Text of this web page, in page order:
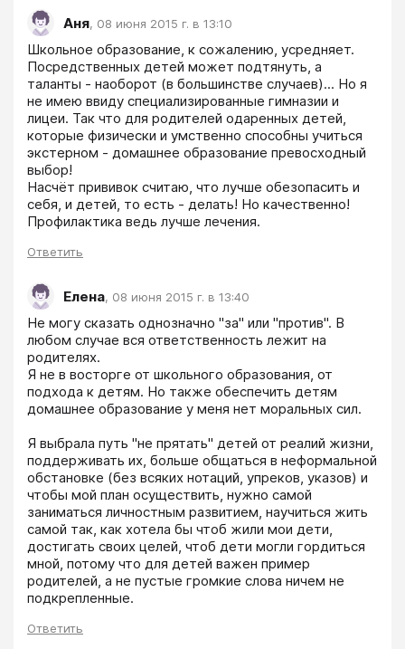
Аня, 08 июня 2015 г. в 13:10
Школьное образование, к сожалению, усредняет.
Посредственных детей может подтянуть, а
таланты - наоборот (в большинстве случаев)... Но я
не имею ввиду специализированные гимназии и
лицеи. Так что для родителей одаренных детей,
которые физически и умственно способны учиться
экстерном - домашнее образование превосходный
выбор!
Насчёт прививок считаю, что лучше обезопасить и
себя, и детей, то есть - делать! Но качественно!
Профилактика ведь лучше лечения.
Ответить
Елена, 08 июня 2015 г. в 13:40
Не могу сказать однозначно "за" или "против". В
любом случае вся ответственность лежит на
родителях.
Я не в восторге от школьного образования, от
подхода к детям. Но также обеспечить детям
домашнее образование у меня нет моральных сил.
Я выбрала путь "не прятать" детей от реалий жизни,
поддерживать их, больше общаться в неформальной
обстановке (без всяких нотаций, упреков, указов) и
чтобы мой план осуществить, нужно самой
заниматься личностным развитием, научиться жить
самой так, как хотела бы чтоб жили мои дети,
достигать своих целей, чтоб дети могли гордиться
мной, потому что для детей важен пример
родителей, а не пустые громкие слова ничем не
подкрепленные.
Ответить